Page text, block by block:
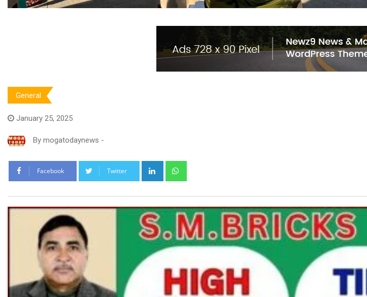
General
January 25, 2025
By mogatodaynews -
Facebook Twitter LinkedIn